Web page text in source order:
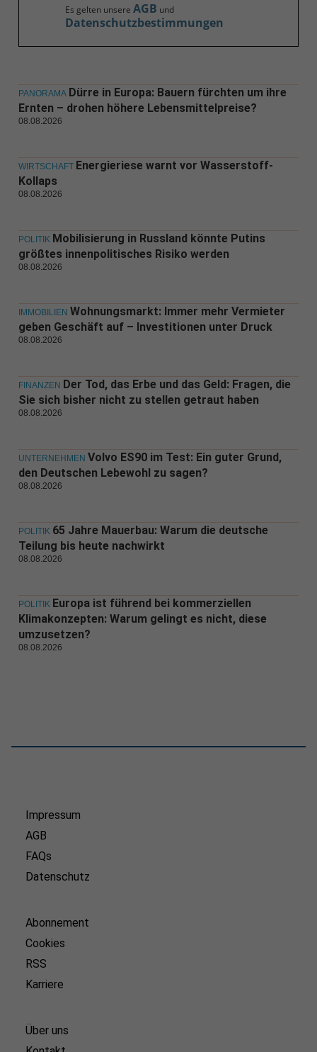
Es gelten unsere AGB und
Datenschutzbestimmungen
PANORAMA Dürre in Europa: Bauern fürchten um ihre
Ernten – drohen höhere Lebensmittelpreise?
08.08.2026
WIRTSCHAFT Energieriese warnt vor Wasserstoff-
Kollaps
08.08.2026
POLITIK Mobilisierung in Russland könnte Putins
größtes innenpolitisches Risiko werden
08.08.2026
IMMOBILIEN Wohnungsmarkt: Immer mehr Vermieter
geben Geschäft auf – Investitionen unter Druck
08.08.2026
FINANZEN Der Tod, das Erbe und das Geld: Fragen, die
Sie sich bisher nicht zu stellen getraut haben
08.08.2026
UNTERNEHMEN Volvo ES90 im Test: Ein guter Grund,
den Deutschen Lebewohl zu sagen?
08.08.2026
POLITIK 65 Jahre Mauerbau: Warum die deutsche
Teilung bis heute nachwirkt
08.08.2026
POLITIK Europa ist führend bei kommerziellen
Klimakonzepten: Warum gelingt es nicht, diese
umzusetzen?
08.08.2026
Impressum
AGB
FAQs
Datenschutz
Abonnement
Cookies
RSS
Karriere
Über uns